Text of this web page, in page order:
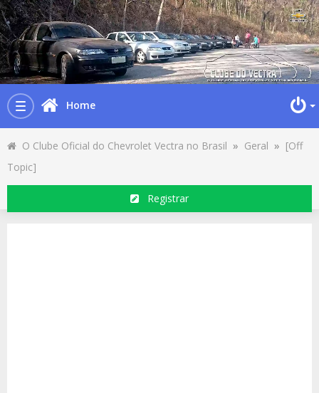
Toggle
navigation
Home
O Clube Oficial do Chevrolet Vectra no Brasil » Geral » [Off
Topic]
Registrar